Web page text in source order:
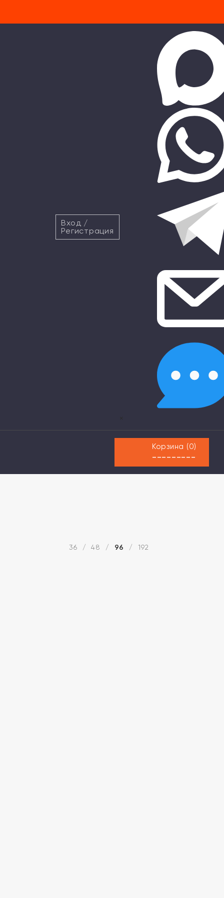
Вход /
Регистрация
×
Корзина (0)
---------
36 / 48 / 96 / 192